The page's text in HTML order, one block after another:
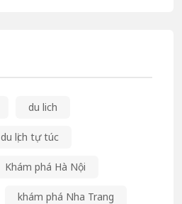
du lich
du lịch tự túc
Khám phá Hà Nội
khám phá Nha Trang